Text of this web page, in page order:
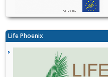
Life Phoenix